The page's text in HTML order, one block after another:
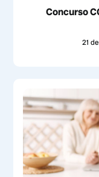
Concurso
21